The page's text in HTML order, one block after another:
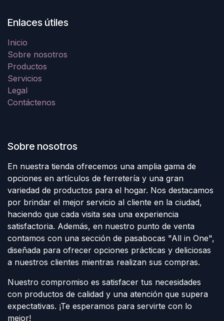
Enlaces útiles
Inicio
Sobre nosotros
Productos
Servicios
Legal
Contáctenos
Sobre nosotros
En nuestra tienda ofrecemos una amplia gama de
opciones en artículos de ferretería y una gran
variedad de productos para el hogar. Nos destacamos
por brindar el mejor servicio al cliente en la ciudad,
haciendo que cada visita sea una experiencia
satisfactoria. Además, en nuestro punto de venta
contamos con una sección de pasabocas "All in One",
diseñada para ofrecer opciones prácticas y deliciosas
a nuestros clientes mientras realizan sus compras.
Nuestro compromiso es satisfacer tus necesidades
con productos de calidad y una atención que supera
expectativas. ¡Te esperamos para servirte con lo
mejor!